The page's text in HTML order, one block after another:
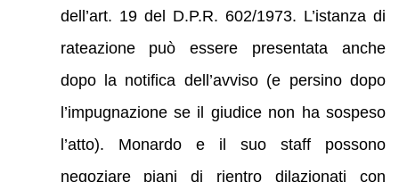
dell’art. 19 del D.P.R. 602/1973. L’istanza di
rateazione può essere presentata anche
dopo la notifica dell’avviso (e persino dopo
l’impugnazione se il giudice non ha sospeso
l’atto). Monardo e il suo staff possono
negoziare piani di rientro dilazionati con